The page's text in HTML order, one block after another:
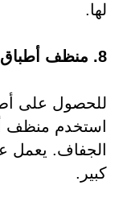
لها.
8. منظف أطباق
للحصول على
استخدم منظف
الجفاف. يعمل
كبير.